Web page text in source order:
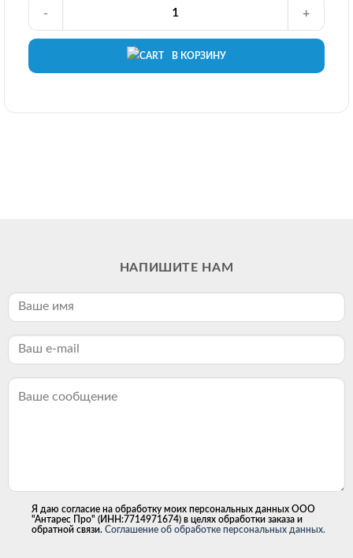
В КОРЗИНУ
- +
НАПИШИТЕ НАМ
Я даю согласие на обработку моих персональных данных ООО
"Антарес Про" (ИНН:7714971674) в целях обработки заказа и
обратной связи. Соглашение об обработке персональных данных.